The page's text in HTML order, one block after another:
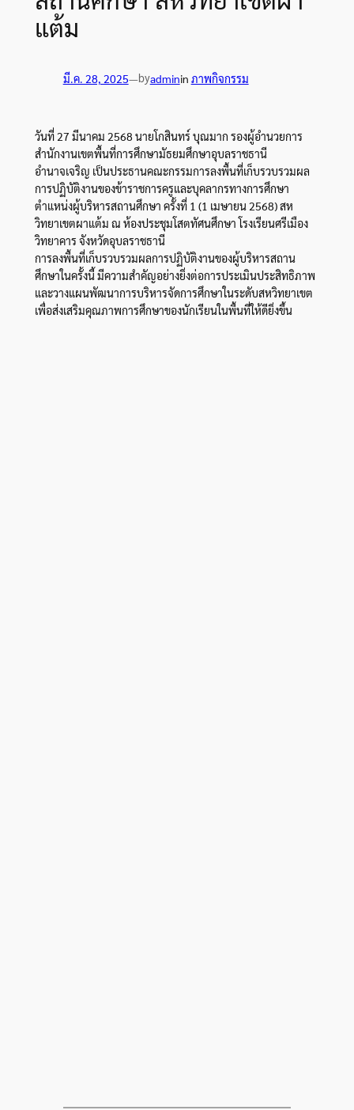
แต้ม
มี.ค. 28, 2025—byadminin ภาพกิจกรรม
วันที่ 27 มีนาคม 2568 นายโกสินทร์ บุณมาก รองผู้อำนวยการ
สำนักงานเขตพื้นที่การศึกษามัธยมศึกษาอุบลราชธานี
อำนาจเจริญ เป็นประธานคณะกรรมการลงพื้นที่เก็บรวบรวมผล
การปฏิบัติงานของข้าราชการครูและบุคลากรทางการศึกษา
ตำแหน่งผู้บริหารสถานศึกษา ครั้งที่ 1 (1 เมษายน 2568) สห
วิทยาเขตผาแต้ม ณ ห้องประชุมโสตทัศนศึกษา โรงเรียนศรีเมือง
วิทยาคาร จังหวัดอุบลราชธานี
การลงพื้นที่เก็บรวบรวมผลการปฏิบัติงานของผู้บริหารสถาน
ศึกษาในครั้งนี้ มีความสำคัญอย่างยิ่งต่อการประเมินประสิทธิภาพ
และวางแผนพัฒนาการบริหารจัดการศึกษาในระดับสหวิทยาเขต
เพื่อส่งเสริมคุณภาพการศึกษาของนักเรียนในพื้นที่ให้ดียิ่งขึ้น